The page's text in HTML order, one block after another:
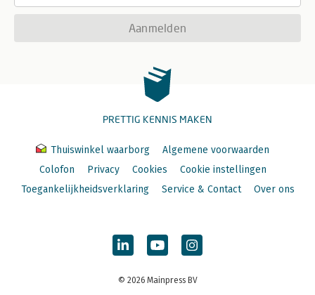
Aanmelden
PRETTIG KENNIS MAKEN
Thuiswinkel waarborg
Algemene voorwaarden
Colofon
Privacy Cookies
Cookie instellingen
Toegankelijkheidsverklaring
Service & Contact Over ons
© 2026 Mainpress BV